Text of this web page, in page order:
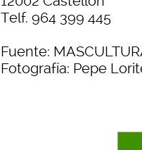
Telf. 964 399 445
Fuente:
Fotografía: Pepe